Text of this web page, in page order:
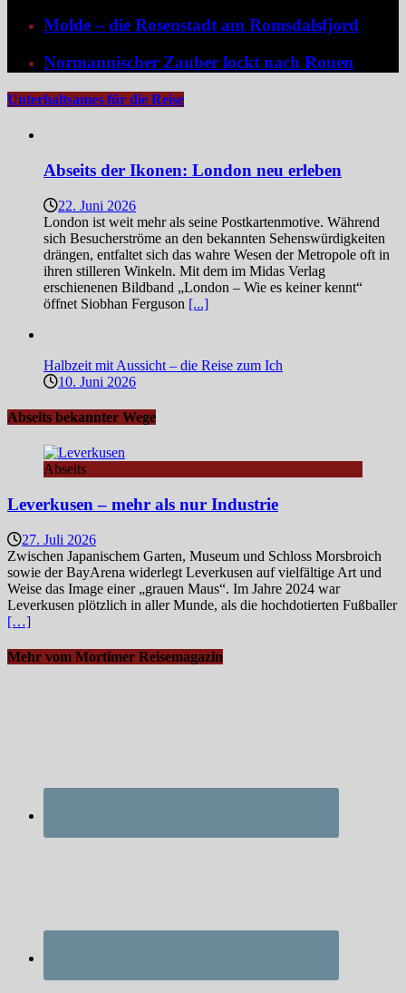
Molde – die Rosenstadt am Romsdalsfjord
Normannischer Zauber lockt nach Rouen
Unterhaltsames für die Reise
Abseits der Ikonen: London neu erleben
22. Juni 2026
London ist weit mehr als seine Postkartenmotive. Während
sich Besucherströme an den bekannten Sehenswürdigkeiten
drängen, entfaltet sich das wahre Wesen der Metropole oft in
ihren stilleren Winkeln. Mit dem im Midas Verlag
erschienenen Bildband „London – Wie es keiner kennt“
öffnet Siobhan Ferguson [...]
Halbzeit mit Aussicht – die Reise zum Ich
10. Juni 2026
Abseits bekannter Wege
Abseits
Leverkusen – mehr als nur Industrie
27. Juli 2026
Zwischen Japanischem Garten, Museum und Schloss Morsbroich
sowie der BayArena widerlegt Leverkusen auf vielfältige Art und
Weise das Image einer „grauen Maus“. Im Jahre 2024 war
Leverkusen plötzlich in aller Munde, als die hochdotierten Fußballer
[…]
Mehr vom Mortimer Reisemagazin